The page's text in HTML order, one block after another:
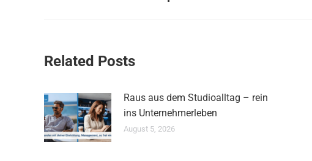
Related Posts
Raus aus dem Studioalltag – rein
ins Unternehmerleben
August 5, 2026